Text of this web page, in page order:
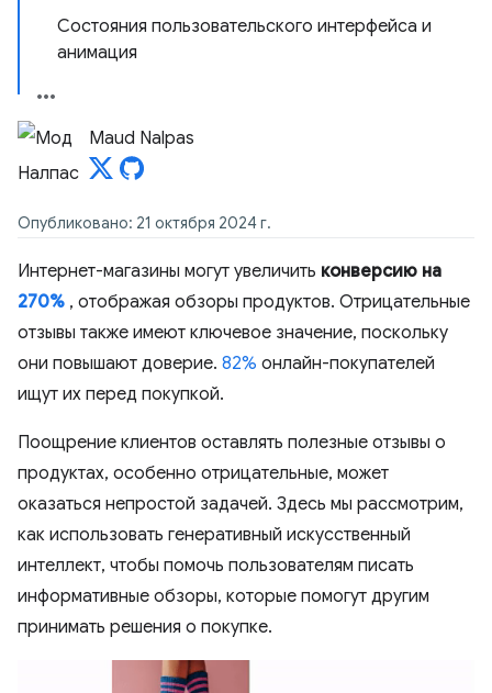
Состояния пользовательского интерфейса и
анимация
Maud Nalpas
Опубликовано: 21 октября 2024 г.
Интернет-магазины могут увеличить конверсию на
270% , отображая обзоры продуктов. Отрицательные
отзывы также имеют ключевое значение, поскольку
они повышают доверие. 82% онлайн-покупателей
ищут их перед покупкой.
Поощрение клиентов оставлять полезные отзывы о
продуктах, особенно отрицательные, может
оказаться непростой задачей. Здесь мы рассмотрим,
как использовать генеративный искусственный
интеллект, чтобы помочь пользователям писать
информативные обзоры, которые помогут другим
принимать решения о покупке.